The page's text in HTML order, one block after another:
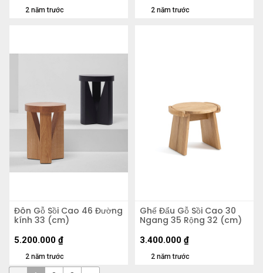
2 năm trước 2 năm trước
Đôn Gỗ Sồi Cao 46 Đường
kính 33 (cm)
2 năm trước
5.200.000 ₫
Ghế Đẩu Gỗ Sồi Cao 30
Ngang 35 Rộng 32 (cm)
2 năm trước
3.400.000 ₫